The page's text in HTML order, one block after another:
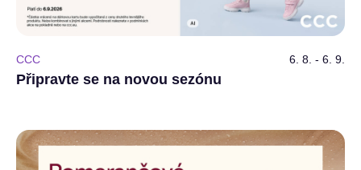
CCC 6. 8. - 6. 9.
Připravte se na novou sezónu